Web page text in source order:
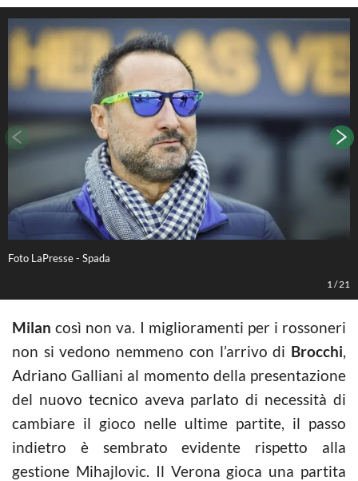
Foto LaPresse - Spada
1 /21
Milan così non va. I miglioramenti per i rossoneri
non si vedono nemmeno con l’arrivo di Brocchi,
Adriano Galliani al momento della presentazione
del nuovo tecnico aveva parlato di necessità di
cambiare il gioco nelle ultime partite, il passo
indietro è sembrato evidente rispetto alla
gestione Mihajlovic. Il Verona gioca una partita